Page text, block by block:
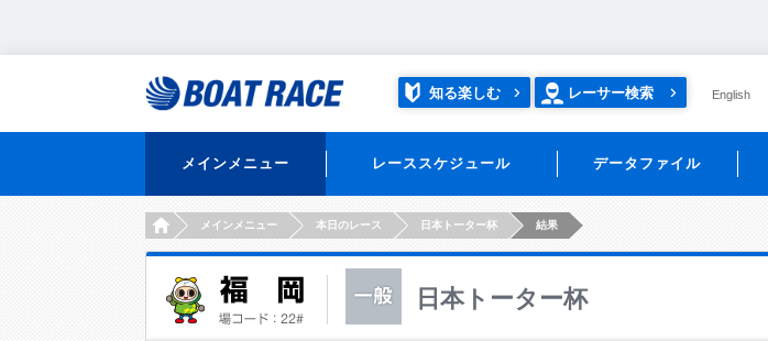
知る楽しむ レーサー検索 English
メインメニュー レーススケジュール データファイル
HOMEメインメニュー 本日のレース 日本トーター杯 結果
日本トーター杯